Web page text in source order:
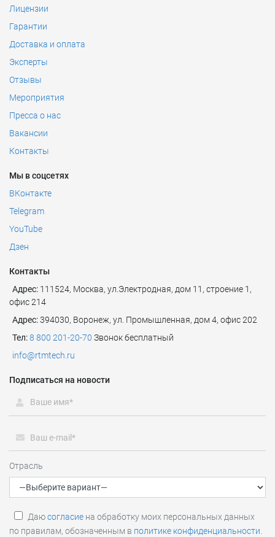
Лицензии
Гарантии
Доставка и оплата
Эксперты
Отзывы
Мероприятия
Пресса о нас
Вакансии
Контакты
Мы в соцсетях
ВКонтакте
Telegram
YouTube
Дзен
Контакты
Адрес: 111524, Москва, ул.Электродная, дом 11, строение 1,
офис 214
Адрес:394030, Воронеж, ул. Промышленная, дом 4, офис 202
Тел:8 800 201-20-70 Звонок бесплатный
info@rtmtech.ru
Подписаться на новости
Отрасль
Даюсогласие на обработку моих персональных данных
по правилам, обозначенным в политике конфиденциальности